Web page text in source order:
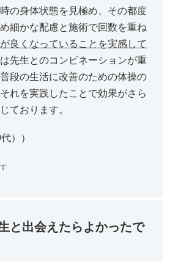
の身体状態を見極め、その都度
細かな配慮と施術で回数を重ね
良くなっていることを実感して
先生とのコンビネーションが重
段の生活に改善のための体操の
れを実践したことで効果がさら
ております。
））
と出会えたらよかったで